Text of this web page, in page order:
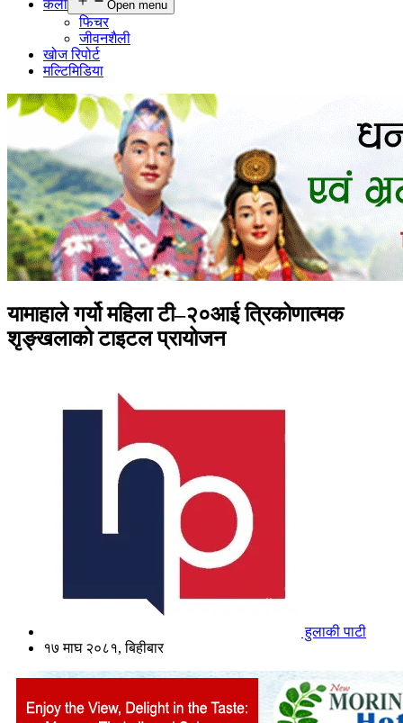
कला
Open menu
फिचर
जीवनशैली
खोज रिपोर्ट
मल्टिमिडिया
यामाहाले गर्यो महिला टी–२०आई त्रिकोणात्मक
शृङ्खलाको टाइटल प्रायोजन
हुलाकी पाटी
१७ माघ २०८१, बिहीबार